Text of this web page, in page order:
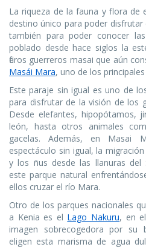
La riqueza de la fauna y flora de
destino único para poder
también para poder conocer
poblado desde hace siglos la
fieros guerreros masai que aún
Masái Mara, uno de los
Este paraje sin igual es uno de
para disfrutar de la visión de los
Desde elefantes, hipopótamos,
león, hasta otros animales
gacelas. Además, en Masai
espectáculo sin igual, la
y los ñus desde las llanuras del
este parque natural
ellos cruzar el río Mara.
Otro de los parques nacionales
a Kenia es el Lago Nakuru, en
imagen sobrecogedora por su
eligen esta marisma de agua